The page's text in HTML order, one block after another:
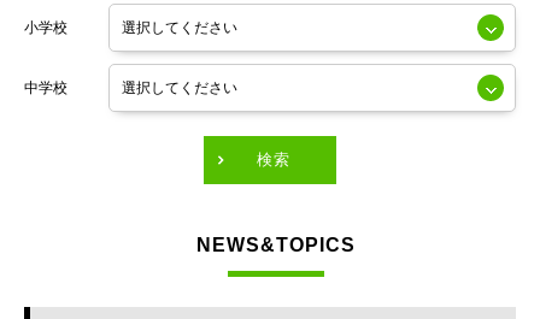
東京メトロ有楽町線
小学校
中学校
検索
NEWS&TOPICS